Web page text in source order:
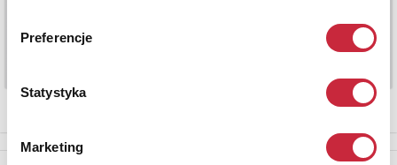
Preferencje
Statystyka
Marketing